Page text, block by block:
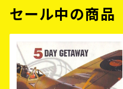
セール中の商品